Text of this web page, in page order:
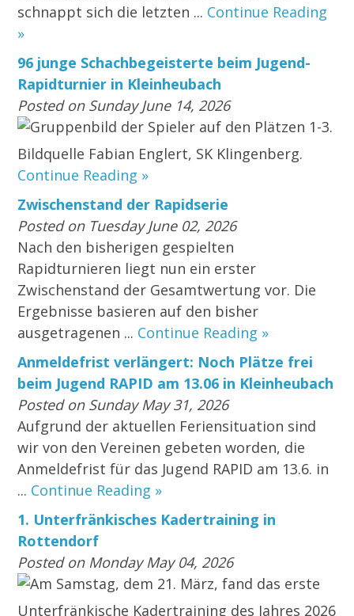
schnappt sich die letzten ... Continue Reading
»
96 junge Schachbegeisterte beim Jugend-
Rapidturnier in Kleinheubach
Posted on Sunday June 14, 2026
Gruppenbild der Spieler auf den Plätzen 1-3.
Bildquelle Fabian Englert, SK Klingenberg.
Continue Reading »
Zwischenstand der Rapidserie
Posted on Tuesday June 02, 2026
Nach den bisherigen gespielten
Rapidturnieren liegt nun ein erster
Zwischenstand der Gesamtwertung vor. Die
Ergebnisse basieren auf den bisher
ausgetragenen ... Continue Reading »
Anmeldefrist verlängert: Noch Plätze frei
beim Jugend RAPID am 13.06 in Kleinheubach
Posted on Sunday May 31, 2026
Aufgrund der aktuellen Feriensituation sind
wir von den Vereinen gebeten worden, die
Anmeldefrist für das Jugend RAPID am 13.6. in
... Continue Reading »
1. Unterfränkisches Kadertraining in
Rottendorf
Posted on Monday May 04, 2026
Am Samstag, dem 21. März, fand das erste
Unterfränkische Kadertraining des Jahres 2026